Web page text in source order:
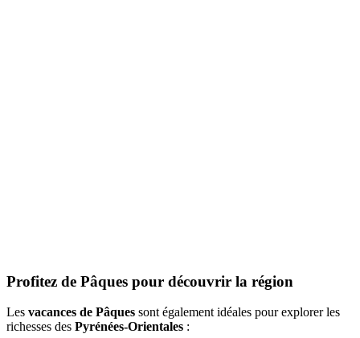
Profitez de Pâques pour découvrir la région
Les vacances de Pâques sont également idéales pour explorer les
richesses des Pyrénées-Orientales :